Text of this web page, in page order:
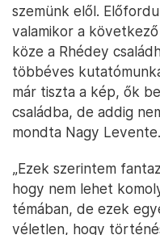
szemünk elől.
valamikor a
köze a Rhédey
többéves
már tiszta a kép, ők
családba, de addig
mondta Nagy Levente.
„Ezek szerintem
hogy nem lehet
témában, de ezek
véletlen, hogy